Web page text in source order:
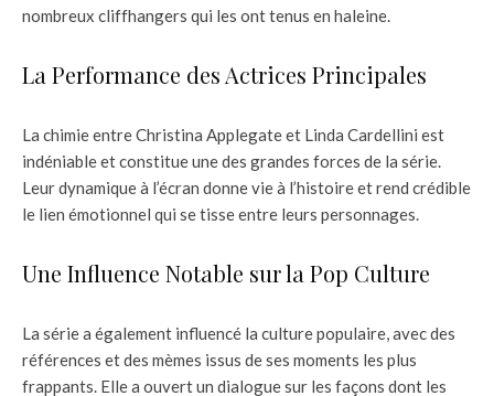
nombreux cliffhangers qui les ont tenus en haleine.
La Performance des Actrices Principales
La chimie entre Christina Applegate et Linda Cardellini est
indéniable et constitue une des grandes forces de la série.
Leur dynamique à l’écran donne vie à l’histoire et rend crédible
le lien émotionnel qui se tisse entre leurs personnages.
Une Influence Notable sur la Pop Culture
La série a également influencé la culture populaire, avec des
références et des mèmes issus de ses moments les plus
frappants. Elle a ouvert un dialogue sur les façons dont les